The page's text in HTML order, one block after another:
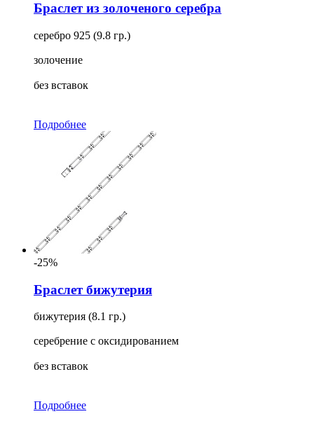
Браслет из золоченого серебра
серебро 925 (9.8 гр.)
золочение
без вставок
Подробнее
-25%
Браслет бижутерия
бижутерия (8.1 гр.)
серебрение с оксидированием
без вставок
Подробнее